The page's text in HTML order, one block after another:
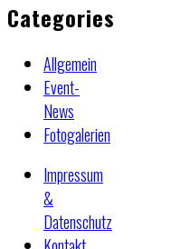
Categories
Allgemein
Event-
News
Fotogalerien
Impressum
&
Datenschutz